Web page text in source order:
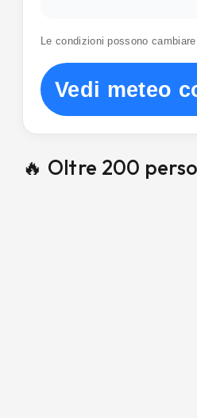
Le condizioni possono
Vedi meteo
🔥 Oltre 200